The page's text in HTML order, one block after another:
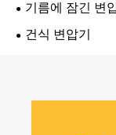
기름에 잠긴 변
건식 변압기